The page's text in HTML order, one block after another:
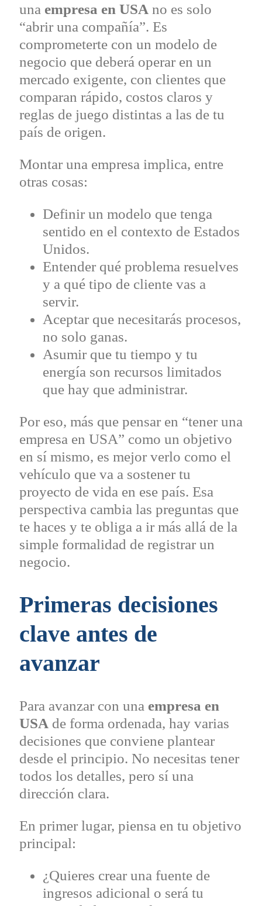
una empresa en USA no es solo
“abrir una compañía”. Es
comprometerte con un modelo de
negocio que deberá operar en un
mercado exigente, con clientes que
comparan rápido, costos claros y
reglas de juego distintas a las de tu
país de origen.
Montar una empresa implica, entre
otras cosas:
Definir un modelo que tenga
sentido en el contexto de Estados
Unidos.
Entender qué problema resuelves
y a qué tipo de cliente vas a
servir.
Aceptar que necesitarás procesos,
no solo ganas.
Asumir que tu tiempo y tu
energía son recursos limitados
que hay que administrar.
Por eso, más que pensar en “tener una
empresa en USA” como un objetivo
en sí mismo, es mejor verlo como el
vehículo que va a sostener tu
proyecto de vida en ese país. Esa
perspectiva cambia las preguntas que
te haces y te obliga a ir más allá de la
simple formalidad de registrar un
negocio.
Primeras decisiones
clave antes de
avanzar
Para avanzar con una empresa en
USA de forma ordenada, hay varias
decisiones que conviene plantear
desde el principio. No necesitas tener
todos los detalles, pero sí una
dirección clara.
En primer lugar, piensa en tu objetivo
principal:
¿Quieres crear una fuente de
ingresos adicional o será tu